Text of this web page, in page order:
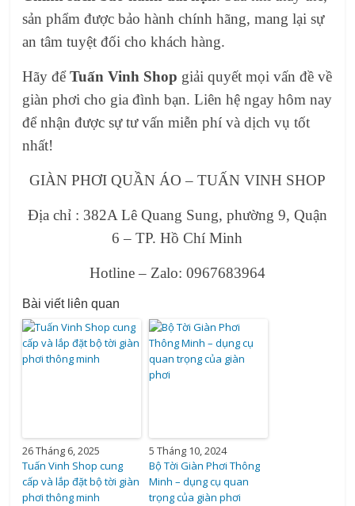
sản phẩm được bảo hành chính hãng, mang lại sự
an tâm tuyệt đối cho khách hàng.
Hãy đểTuấn Vinh Shop giải quyết mọi vấn đề về
giàn phơi cho gia đình bạn. Liên hệ ngay hôm nay
để nhận được sự tư vấn miễn phí và dịch vụ tốt
nhất!
GIÀN PHƠI QUẦN ÁO – TUẤN VINH SHOP
Địa chỉ : 382A Lê Quang Sung, phường 9, Quận
6 – TP. Hồ Chí Minh
Hotline – Zalo: 0967683964
Bài viết liên quan
26 Tháng 6, 2025
Tuấn Vinh Shop cung
cấp và lắp đặt bộ tời giàn
phơi thông minh
5 Tháng 10, 2024
Bộ Tời Giàn Phơi Thông
Minh – dụng cụ quan
trọng của giàn phơi